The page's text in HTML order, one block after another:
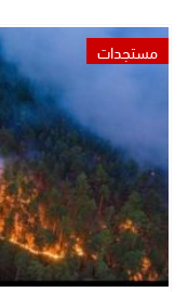
مستجدات